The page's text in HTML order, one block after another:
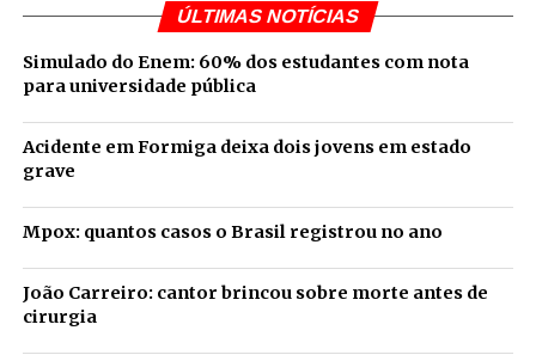
ÚLTIMAS NOTÍCIAS
Simulado do Enem: 60% dos estudantes com nota
para universidade pública
Acidente em Formiga deixa dois jovens em estado
grave
Mpox: quantos casos o Brasil registrou no ano
João Carreiro: cantor brincou sobre morte antes de
cirurgia